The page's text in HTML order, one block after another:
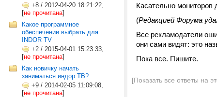
+8 / 2012-04-20 18:21:22,
[не прочитана]
Какое программное
обеспечении выбрать для
INDOR TV
+2 / 2015-04-01 15:23:33,
[не прочитана]
Как новичку начать
заниматься индор ТВ?
+9 / 2014-02-05 11:09:08,
[не прочитана]
Касательно мониторов
(Редакцией Форума
Все рекламодатели
они сами видят: это
Пока все. Пишите.
[Показать все ответы на